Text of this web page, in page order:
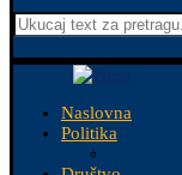
Naslovna
Politika